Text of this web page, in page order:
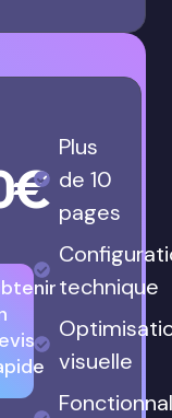
Plus
de 10
pages
technique
visuelle